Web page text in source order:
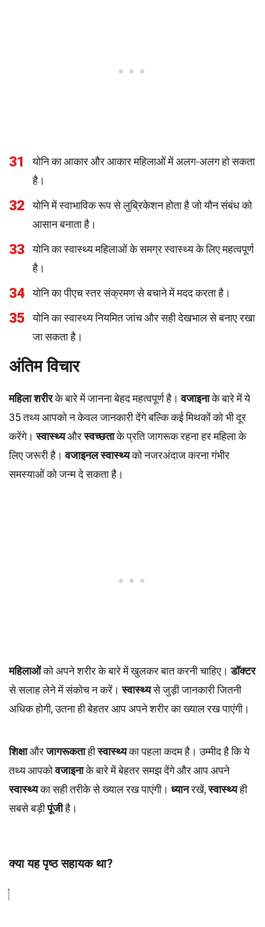
31
योनि का आकार और आकार महिलाओं में अलग-अलग हो सकता
है।
32
योनि में स्वाभाविक रूप से लुब्रिकेशन होता है जो यौन संबंध को
आसान बनाता है।
33
योनि का स्वास्थ्य महिलाओं के समग्र स्वास्थ्य के लिए महत्वपूर्ण
है।
34 योनि का पीएच स्तर संक्रमण से बचाने में मदद करता है।
35
योनि का स्वास्थ्य नियमित जांच और सही देखभाल से बनाए रखा
जा सकता है।
अंतिम विचार
महिला शरीरके बारे में जानना बेहद महत्वपूर्ण है।वजाइनाके बारे में ये
35 तथ्य आपको न केवल जानकारी देंगे बल्कि कई मिथकों को भी दूर
करेंगे।स्वास्थ्यऔरस्वच्छताके प्रति जागरूक रहना हर महिला के
लिए जरूरी है।वजाइनल स्वास्थ्यको नजरअंदाज करना गंभीर
समस्याओं को जन्म दे सकता है।
महिलाओंको अपने शरीर के बारे में खुलकर बात करनी चाहिए।डॉक्टर
से सलाह लेने में संकोच न करें।स्वास्थ्यसे जुड़ी जानकारी जितनी
अधिक होगी, उतना ही बेहतर आप अपने शरीर का ख्याल रख पाएंगी।
शिक्षाऔरजागरूकताहीस्वास्थ्यका पहला कदम है। उम्मीद है कि ये
तथ्य आपकोवजाइनाके बारे में बेहतर समझ देंगे और आप अपने
स्वास्थ्यका सही तरीके से ख्याल रख पाएंगी। ध्यानरखें,स्वास्थ्यही
सबसे बड़ीपूंजीहै।
क्या यह पृष्ठ सहायक था?